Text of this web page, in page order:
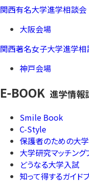
関西有名大学進学相談会
大阪会場
関西著名女子大学進学相
神戸会場
E-BOOK 進学情報
Smile Book
C-Style
保護者のための大
大学研究マッチング
どうなる大学入試
知って得するガイド